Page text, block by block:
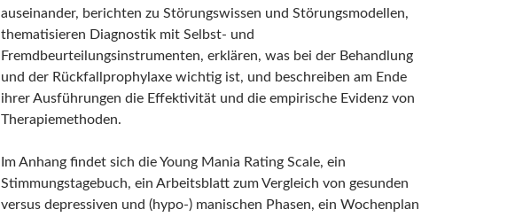
auseinander, berichten zu Störungswissen und Störungsmodellen,
thematisieren Diagnostik mit Selbst- und
Fremdbeurteilungsinstrumenten, erklären, was bei der Behandlung
und der Rückfallprophylaxe wichtig ist, und beschreiben am Ende
ihrer Ausführungen die Effektivität und die empirische Evidenz von
Therapiemethoden.
Im Anhang findet sich die Young Mania Rating Scale, ein
Stimmungstagebuch, ein Arbeitsblatt zum Vergleich von gesunden
versus depressiven und (hypo-) manischen Phasen, ein Wochenplan